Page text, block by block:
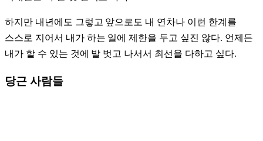
하지만 내년에도 그렇고 앞으로도 내 연차나 이런 한계를
스스로 지어서 내가 하는 일에 제한을 두고 싶진 않다. 언제든
내가 할 수 있는 것에 발 벗고 나서서 최선을 다하고 싶다.
당근 사람들